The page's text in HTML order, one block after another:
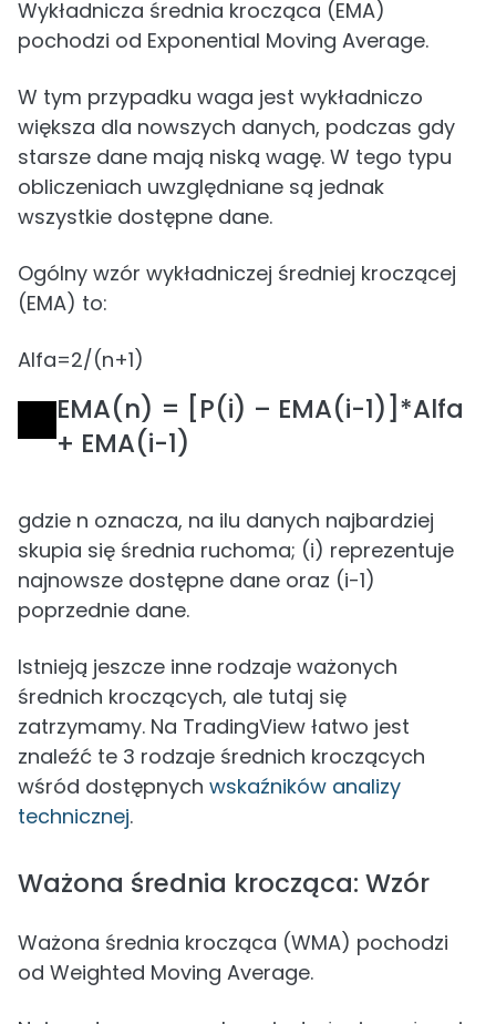
Wykładnicza średnia krocząca (EMA)
pochodzi od Exponential Moving Average.
W tym przypadku waga jest wykładniczo
większa dla nowszych danych, podczas gdy
starsze dane mają niską wagę. W tego typu
obliczeniach uwzględniane są jednak
wszystkie dostępne dane.
Ogólny wzór wykładniczej średniej kroczącej
(EMA) to:
Alfa=2/(n+1)
EMA(n) = [P(i) – EMA(i-1)]*Alfa
+ EMA(i-1)
gdzie n oznacza, na ilu danych najbardziej
skupia się średnia ruchoma; (i) reprezentuje
najnowsze dostępne dane oraz (i-1)
poprzednie dane.
Istnieją jeszcze inne rodzaje ważonych
średnich kroczących, ale tutaj się
zatrzymamy. Na TradingView łatwo jest
znaleźć te 3 rodzaje średnich kroczących
wśród dostępnych wskaźników analizy
technicznej.
Ważona średnia krocząca: Wzór
Ważona średnia krocząca (WMA) pochodzi
od Weighted Moving Average.